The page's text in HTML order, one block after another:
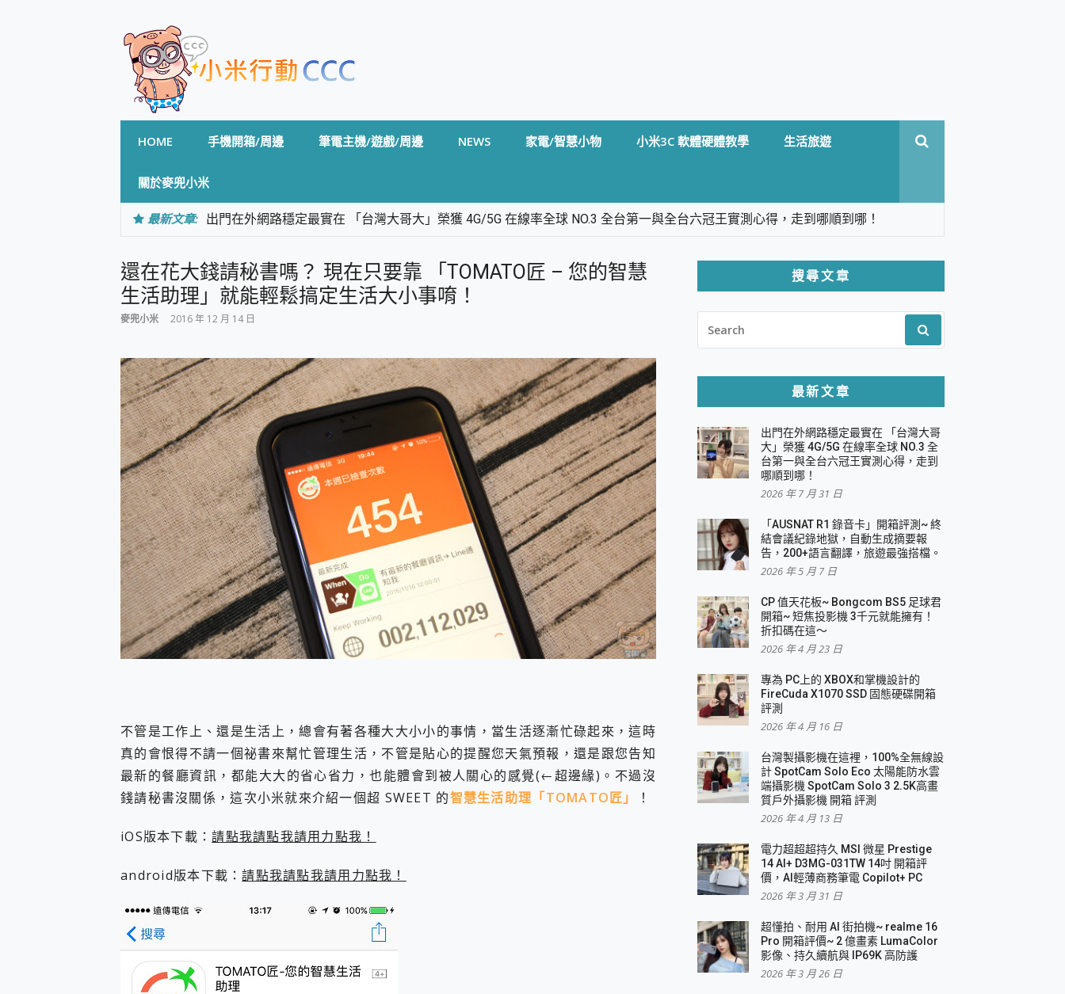
HOME 手機開箱/周邊 筆電主機/遊戲/周邊 NEWS 家電/智慧小物 小米3C 軟體硬體教學 生活旅遊
關於麥兜小米
最新文章: 出門在外網路穩定最實在 「台灣大哥大」榮獲 4G/5G 在線率全球 NO.3 全台第一與全台六冠王實測心得，走到哪順到哪！
專為 PC上的 XBOX和掌機設計的 FireCuda X1070 SSD 固態硬碟開箱 評測
台灣製攝影機在這裡，100%全無線設計 SpotCam Solo Eco 太陽能防水雲端攝影機 SpotCam Solo 3 2.5K高畫質戶外攝影機 開箱 評
測
電力超超超持久 MSI 微星 Prestige 14 AI+ D3MG-031TW 14吋 開箱評價，AI輕薄商務筆電 Copilot+ PC
防窺黑科技 Galaxy S26 Ultra系列保護貼怎麼選？imos AR 低反光玻璃、藍寶石鏡頭貼與軍規防摔殼完整開箱評價
AI 支付 一錶搞定大小事 Xiaomi Watch 5 開箱 評測
超驚艷 讓人一眼就愛上 LENOVO 聯想 Yoga Book 9 14吋 AI輕薄筆電 開箱 評測
美到讓人超想擁有 moto pad 60 系列 與 Moto | Swarovski razr 60 冰藍限定版本 開箱 評測
好用的 EaseUS Partition Master 讓您輕鬆的移除與格式化有防寫保護的隨身碟或SD卡
一鍵修復模糊影片、舊照的 AI 好幫手! VideoProc Converter AI 新版全解析 × 年末優惠，一篇全看懂
小朋友才做選擇 投影機 RGB藍牙音響 氛圍情境燈 我通通都要！ Starfish 2 幻彩膠囊投影機｜結合「 智慧投影 & 煥彩流動 」的沈浸
式生活新體驗
外型超吸晴~ 給您絕佳操控體驗 GravaStar Mercury K1 系列 異星機械鍵盤與 Mercury X 系列 輕量無線電競滑鼠 開箱 評測
開箱~變身「蜘蛛人」椅子軍師！MSI MPG 491CQP QD-OLED 超寬曲面電競螢幕，多工辦公、爽度滿滿的終極桌面體驗
iPhone 17 系列 有認證的防護來囉！ imos 首家導入 UL MCV 行銷宣告驗證的手機配件品牌
DJI Osmo Pocket 3 爽爽帶回家 歡慶 EaseUS 21 週年到來，「Slogan 海報徵稿活動」好康大放送
小巧好吸不擋鏡頭 有Qi2認證的 ONPRO MagReact MXs2 5000mAh薄型磁吸無線急速行動電源 開箱 評測
會走動的冷暖氣 SONY REON POCKET PRO 穿戴式智慧冷暖調溫裝置 開箱 評測
寶可夢飛人外掛iToolab AnyGo全新升級，GO Fest 五折優惠嗨翻天！支援 iOS/Android！
百倍變焦實測~ vivo X200 Pro 與 S25 Ultra 誰能滿足全場景拍攝需求？
超好用的 PLAUD NotePin AI 智慧錄音膠囊~ 您的AI 秘書已上線 每月免費送你 300分鐘轉寫
COMPUTEX 2025 來囉！AGI亞奇雷 AI・Gaming・創作儲存方案登場，趕快來AGI亞奇雷挑戰任務抽 PS5！
自帶線的 有線無線都能充 ONPRO MagReact M5 10000mAh 5合1 磁吸無線急速行動電源 開箱 評測
飛利浦 JS7310 ⚡【電急便｜行動儲能救車電源】 可靠的旅行夥伴！帶給您優異的安全性與強大供電效能
是螢幕也是電視! 一機超多用途「MSI微星 Modern MD272UPSW 27型」 4K IPS 輕薄商用智慧聯網螢幕 開箱 評測
您的專屬AI 助手 Yoga Slim 7 Aura Edition 觸控AI筆電 開箱 評測
realme 14 Pro 超硬軍規、冰感變色實測，realme 14 5G 遊戲戰鬥值爆表，效能x娛樂全都要！
iPhone、Apple Watch、AirPods耳機 三個設備充電一起搞定 ONPRO MagReact™ M3 3 in 1可攜摺疊無線充電器 開箱 評測
動靜皆宜「HUAWEI FreeArc」開放式耳掛耳機，無感配戴! 超穩超服貼，音質、通話也很優質
好玩好拍 vivo V50 ~ 口袋裡的 Zeiss 潮流攝影棚!
給 MSI Claw 系列電競掌機 最完美的家 MSI Nest Docking Station 掌機專屬擴充底座 開箱 評測
B&O 精品級音響! Home+ 中嘉寬頻 SoundBox 劇院串流盒 開箱 評測
EaseUS Vocal Remover 免費線上去聲器一鍵去除人聲 人聲 音樂分離 2024 消除人聲推薦
3 個超值 MHN 飛人工具分享~~ iToolab AnyGo 魔物獵人 Now飛人 ios教學 不出門也可以到處走
Locawhere AnyTo 寶可夢飛人 AnyTo 不出門也可以飛遍全世界
小體積 40000mAh 超大容量 一次充5個設備 充好充滿 CUKTECH 酷態科 300W 微型充電站 開箱 評測
97.3% 恢復率，資料救援就是這麼簡單 EaseUS Data Recovery Wizard Free 18.0.0 業界最好的資料救援軟體
磁碟系統大風吹 有了 磁碟管理程式 EaseUS Partition Master 就是這麼簡單
全新 SONY Xperia 1 VI 開箱! 相機實測! 長焦覆蓋更遠更清晰、2日長續航、頂尖影音娛樂效能~
還在花大錢請秘書嗎？ 現在只要靠 「TOMATO匠 – 您的智慧
生活助理」就能輕鬆搞定生活大小事唷！
麥兜小米 2016 年 12 月 14 日
不管是工作上、還是生活上，總會有著各種大大小小的事情，當生活逐漸忙碌起來，這時
真的會恨得不請一個祕書來幫忙管理生活，不管是貼心的提醒您天氣預報，還是跟您告知
最新的餐廳資訊，都能大大的省心省力，也能體會到被人關心的感覺(←超邊緣)。不過沒
錢請秘書沒關係，這次小米就來介紹一個超 SWEET 的智慧生活助理「TOMATO匠」 ！
iOS版本下載：請點我請點我請用力點我！
android版本下載：請點我請點我請用力點我！
搜尋文章
FOR:
最新文章
出門在外網路穩定最實在 「台灣大哥
大」榮獲 4G/5G 在線率全球 NO.3 全
台第一與全台六冠王實測心得，走到
哪順到哪！
2026 年 7 月 31 日
「AUSNAT R1 錄音卡」開箱評測~ 終
結會議紀錄地獄，自動生成摘要報
告，200+語言翻譯，旅遊最強搭檔。
2026 年 5 月 7 日
CP 值天花板~ Bongcom BS5 足球君
開箱~ 短焦投影機 3千元就能擁有！
折扣碼在這～
2026 年 4 月 23 日
專為 PC上的 XBOX和掌機設計的
FireCuda X1070 SSD 固態硬碟開箱
評測
2026 年 4 月 16 日
台灣製攝影機在這裡，100%全無線設
計 SpotCam Solo Eco 太陽能防水雲
端攝影機 SpotCam Solo 3 2.5K高畫
質戶外攝影機 開箱 評測
2026 年 4 月 13 日
電力超超超持久 MSI 微星 Prestige
14 AI+ D3MG-031TW 14吋 開箱評
價，AI輕薄商務筆電 Copilot+ PC
2026 年 3 月 31 日
超懂拍、耐用 AI 街拍機~ realme 16
Pro 開箱評價~ 2 億畫素 LumaColor
影像、持久續航與 IP69K 高防護
2026 年 3 月 26 日